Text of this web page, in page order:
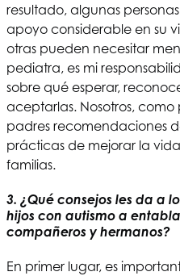
resultado, algunas
apoyo considerable en su
otras pueden necesitar
pediatra, es mi
sobre qué esperar,
aceptarlas. Nosotros,
padres recomendaciones
prácticas de mejorar la vida
familias.
3. ¿Qué consejos les da a
hijos con autismo a
compañeros y hermanos?
En primer lugar, es